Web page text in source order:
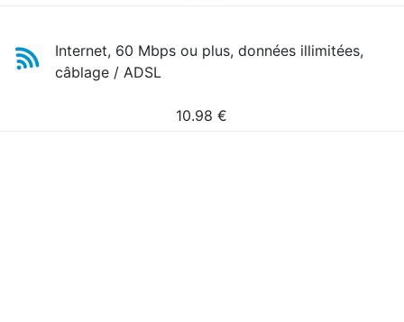
Internet, 60 Mbps ou plus, données illimitées,
câblage / ADSL
10.98 €